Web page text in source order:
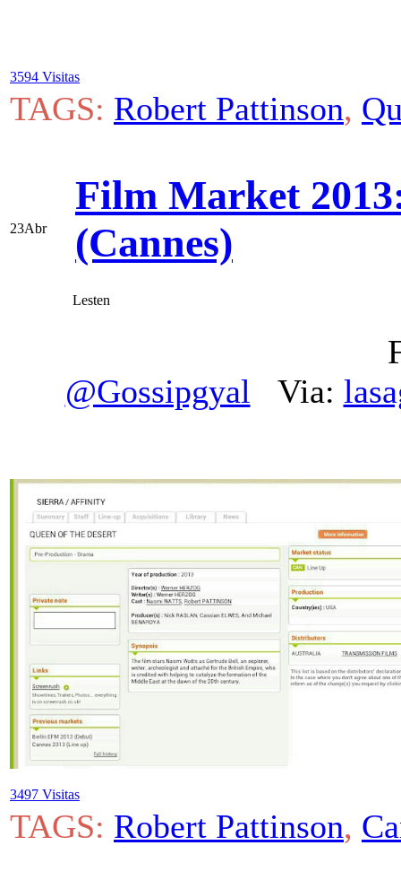
3594 Visitas
TAGS: Robert Pattinson,
23Abr
Film Market
(Cannes)
Lesten
@Gossipgyal Via:
3497 Visitas
TAGS: Robert Pattinson,